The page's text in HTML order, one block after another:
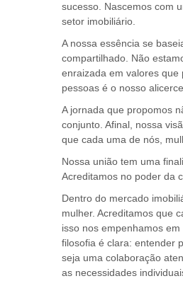
sucesso. Nascemos com
setor imobiliário.
A nossa essência se
compartilhado. Não
enraizada em valores que
pessoas é o nosso alicerce.
A jornada que propomos
conjunto. Afinal, nossa
que cada uma de nós,
Nossa união tem uma
Acreditamos no poder da
Dentro do mercado
mulher. Acreditamos que
isso nos empenhamos
filosofia é clara: entender
seja uma colaboração
as necessidades